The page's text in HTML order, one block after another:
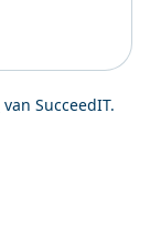
van SucceedIT.